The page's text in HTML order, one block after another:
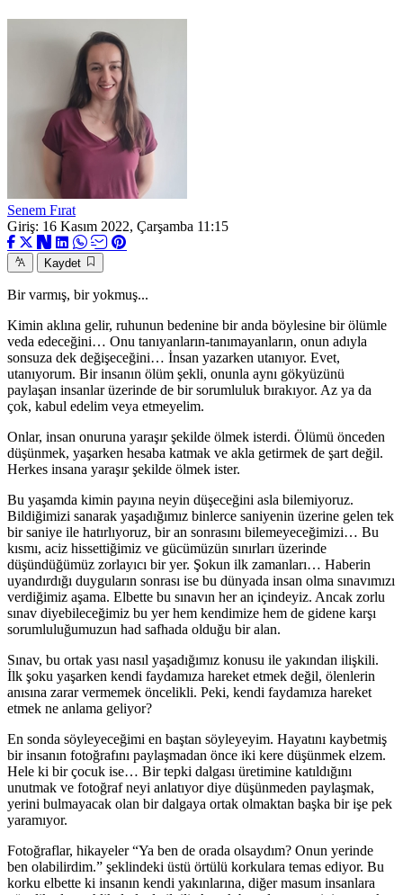
Senem Fırat
Giriş: 16 Kasım 2022, Çarşamba 11:15
Kaydet
Bir varmış, bir yokmuş...
Kimin aklına gelir, ruhunun bedenine bir anda böylesine bir ölümle
veda edeceğini… Onu tanıyanların-tanımayanların, onun adıyla
sonsuza dek değişeceğini… İnsan yazarken utanıyor. Evet,
utanıyorum. Bir insanın ölüm şekli, onunla aynı gökyüzünü
paylaşan insanlar üzerinde de bir sorumluluk bırakıyor. Az ya da
çok, kabul edelim veya etmeyelim.
Onlar, insan onuruna yaraşır şekilde ölmek isterdi. Ölümü önceden
düşünmek, yaşarken hesaba katmak ve akla getirmek de şart değil.
Herkes insana yaraşır şekilde ölmek ister.
Bu yaşamda kimin payına neyin düşeceğini asla bilemiyoruz.
Bildiğimizi sanarak yaşadığımız binlerce saniyenin üzerine gelen tek
bir saniye ile hatırlıyoruz, bir an sonrasını bilemeyeceğimizi… Bu
kısmı, aciz hissettiğimiz ve gücümüzün sınırları üzerinde
düşündüğümüz zorlayıcı bir yer. Şokun ilk zamanları… Haberin
uyandırdığı duyguların sonrası ise bu dünyada insan olma sınavımızı
verdiğimiz aşama. Elbette bu sınavın her an içindeyiz. Ancak zorlu
sınav diyebileceğimiz bu yer hem kendimize hem de gidene karşı
sorumluluğumuzun had safhada olduğu bir alan.
Sınav, bu ortak yası nasıl yaşadığımız konusu ile yakından ilişkili.
İlk şoku yaşarken kendi faydamıza hareket etmek değil, ölenlerin
anısına zarar vermemek öncelikli. Peki, kendi faydamıza hareket
etmek ne anlama geliyor?
En sonda söyleyeceğimi en baştan söyleyeyim. Hayatını kaybetmiş
bir insanın fotoğrafını paylaşmadan önce iki kere düşünmek elzem.
Hele ki bir çocuk ise… Bir tepki dalgası üretimine katıldığını
unutmak ve fotoğraf neyi anlatıyor diye düşünmeden paylaşmak,
yerini bulmayacak olan bir dalgaya ortak olmaktan başka bir işe pek
yaramıyor.
Fotoğraflar, hikayeler “Ya ben de orada olsaydım? Onun yerinde
ben olabilirdim.” şeklindeki üstü örtülü korkulara temas ediyor. Bu
korku elbette ki insanın kendi yakınlarına, diğer masum insanlara